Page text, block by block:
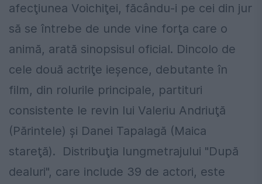
afecţiunea Voichiţei, făcându-i pe cei din jur
să se întrebe de unde vine forţa care o
animă, arată sinopsisul oficial. Dincolo de
cele două actriţe ieşence, debutante în
film, din rolurile principale, partituri
consistente le revin lui Valeriu Andriuţă
(Părintele) şi Danei Tapalagă (Maica
stareţă).
Distribuţia lungmetrajului "După
dealuri", care include 39 de actori, este